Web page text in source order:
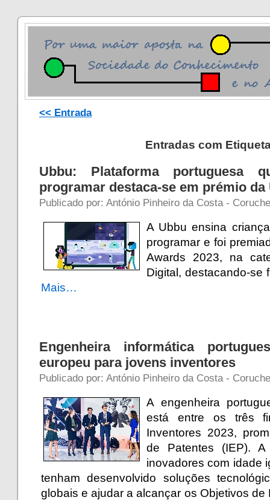
<< Entrada
Entradas com Etiqueta
Ubbu: Plataforma portuguesa
programar destaca-se em prémio da
Publicado por: António Pinheiro da Costa -
A Ubbu ensina
programar e foi
Awards 2023, na
Digital, destacando-se
Mais…
Engenheira informática
europeu para jovens inventores
Publicado por: António Pinheiro da Costa -
A engenheira
está entre os três
Inventores 2023,
de Patentes (IEP). A
inovadores com idade
tenham desenvolvido soluções
globais e ajudar a alcançar os Objetivos